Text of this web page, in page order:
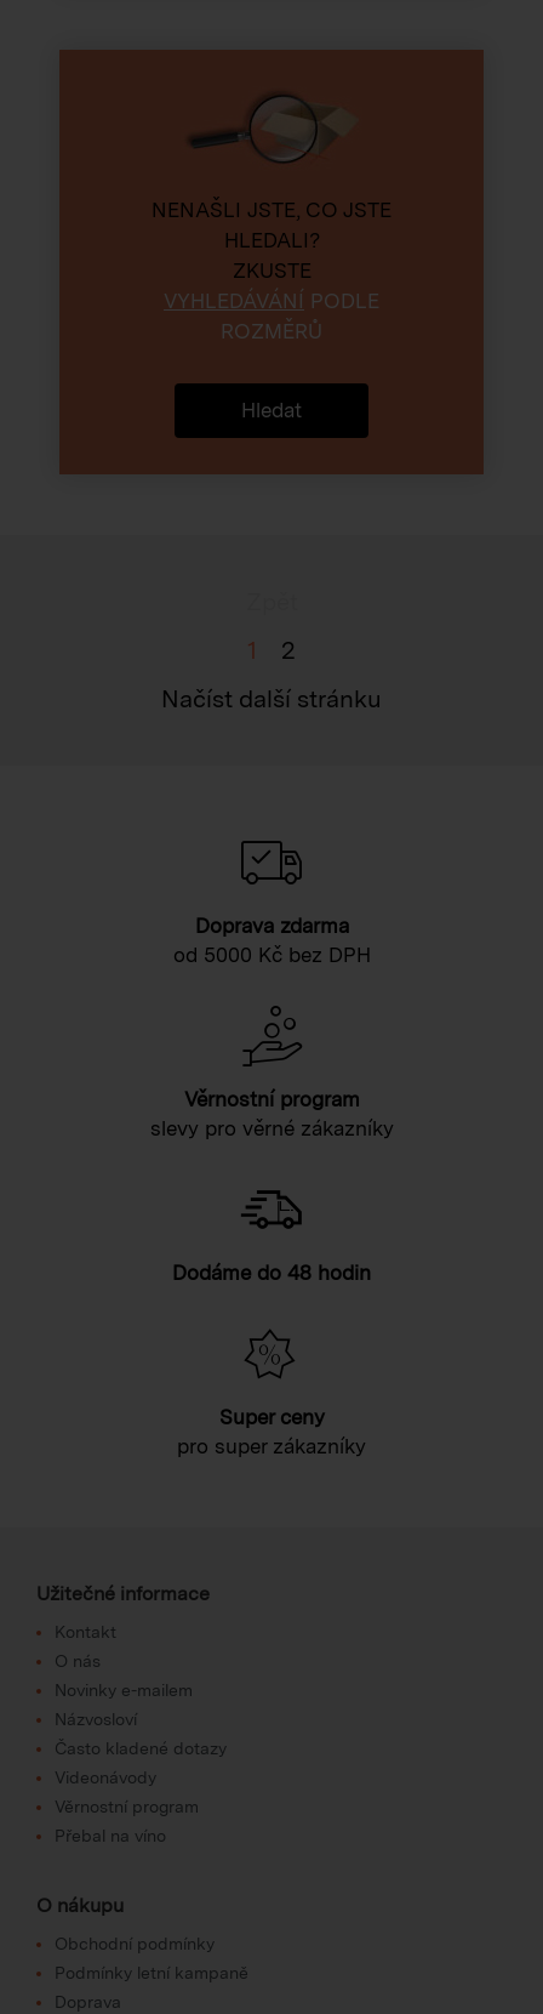
NENAŠLI JSTE, CO JSTE
HLEDALI?
ZKUSTE
VYHLEDÁVÁNÍ PODLE
ROZMĚRŮ
Hledat
1
2
Načíst další stránku
Doprava zdarma
od 5000 Kč bez DPH
Věrnostní program
slevy pro věrné zákazníky
Dodáme do 48 hodin
Super ceny
pro super zákazníky
Užitečné informace
Kontakt
O nás
Novinky e-mailem
Názvosloví
Často kladené dotazy
Videonávody
Věrnostní program
Přebal na víno
O nákupu
Obchodní podmínky
Podmínky letní kampaně
Doprava